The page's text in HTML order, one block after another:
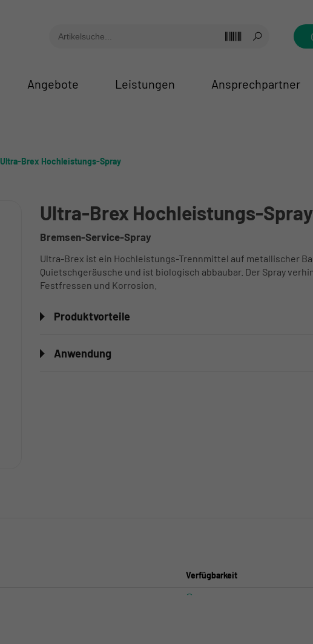
Angebote Leistungen Ansprechpartner
Ultra-Brex Hochleistungs-Spray
Ultra-Brex Hochleistungs-Spray
Bremsen-Service-Spray
Ultra-Brex ist ein Hochleistungs-Trennmittel auf metallischer
Quietschgeräusche und ist biologisch abbaubar. Der Spray
Festfressen und Korrosion.
Produktvorteile
Anwendung
Verfügbarkeit